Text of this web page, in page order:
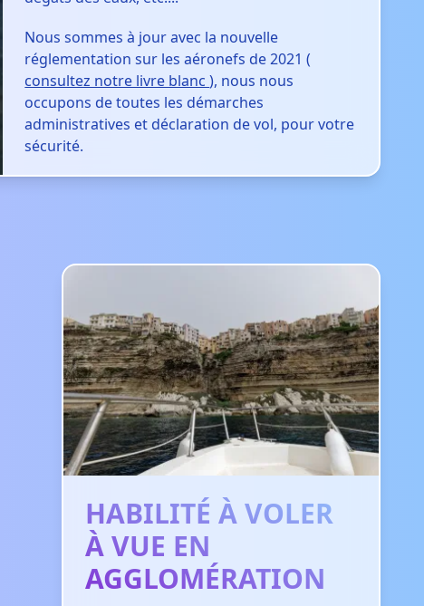
Nous sommes à jour avec la nouvelle
réglementation sur les aéronefs de 2021 (
consultez notre livre blanc), nous nous
occupons de toutes les démarches
administratives et déclaration de vol, pour votre
sécurité.
HABILITÉ À VOLER
À VUE EN
AGGLOMÉRATION